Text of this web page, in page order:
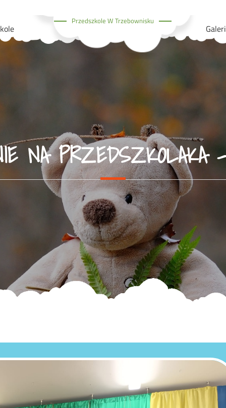
Przedszkole W Trzebownisku
NA PRZEDSZKOLAKA